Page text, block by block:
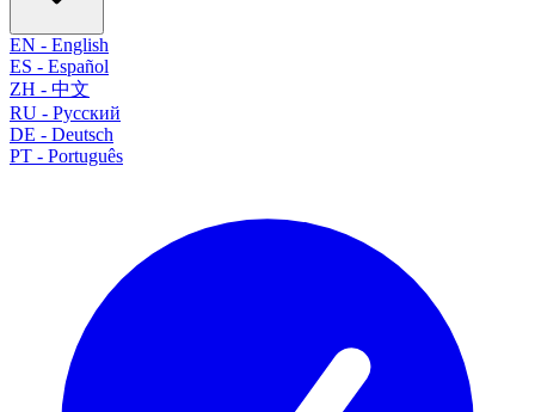
EN - English
ES - Español
ZH - 中文
RU - Русский
DE - Deutsch
PT - Português